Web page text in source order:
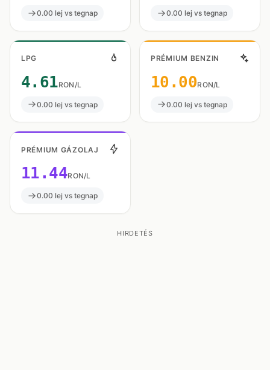
0.00 lej vs tegnap 0.00 lej vs tegnap
LPG
4.61RON/L
0.00 lej vs tegnap
PRÉMIUM BENZIN
10.00RON/L
0.00 lej vs tegnap
PRÉMIUM GÁZOLAJ
11.44RON/L
0.00 lej vs tegnap
HIRDETÉS